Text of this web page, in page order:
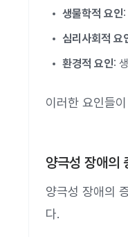
생물학적 요인
심리사회적 요
환경적 요인:
이러한 요인들
양극성 장애의
양극성 장애의
다.